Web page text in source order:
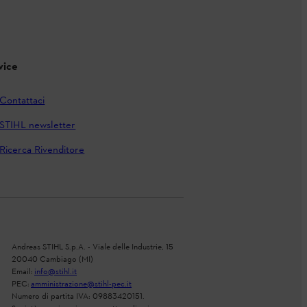
Contattaci
STIHL newsletter
Ricerca Rivenditore
Andreas STIHL S.p.A. - Viale delle Industrie, 15
20040 Cambiago (MI)
Email: info@stihl.it
PEC:amministrazione@stihl-pec.it
Numero di partita IVA: 09883420151.